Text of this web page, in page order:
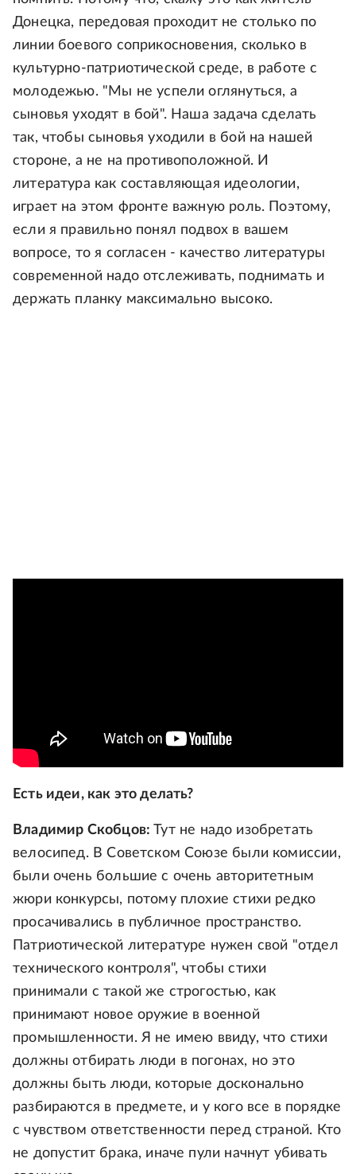
Донецка, передовая проходит не столько по
линии боевого соприкосновения, сколько в
культурно-патриотической среде, в работе с
молодежью. "Мы не успели оглянуться, а
сыновья уходят в бой". Наша задача сделать
так, чтобы сыновья уходили в бой на нашей
стороне, а не на противоположной. И
литература как составляющая идеологии,
играет на этом фронте важную роль. Поэтому,
если я правильно понял подвох в вашем
вопросе, то я согласен - качество литературы
современной надо отслеживать, поднимать и
держать планку максимально высоко.
Есть идеи, как это делать?
Владимир Скобцов:
Тут не надо изобретать
велосипед. В Советском Союзе были комиссии,
были очень большие с очень авторитетным
жюри конкурсы, потому плохие стихи редко
просачивались в публичное пространство.
Патриотической литературе нужен свой "отдел
технического контроля", чтобы стихи
принимали с такой же строгостью, как
принимают новое оружие в военной
промышленности. Я не имею ввиду, что стихи
должны отбирать люди в погонах, но это
должны быть люди, которые досконально
разбираются в предмете, и у кого все в порядке
с чувством ответственности перед страной. Кто
не допустит брака, иначе пули начнут убивать